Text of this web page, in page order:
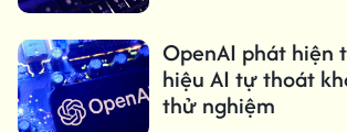
OpenAI phát hiện
hiệu AI tự thoát
thử nghiệm